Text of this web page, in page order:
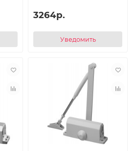
3264р.
Уведомить